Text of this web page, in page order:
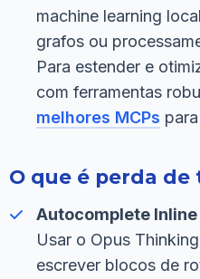
machine learning
grafos ou
Para estender e
com ferramentas
melhores MCPs
O que é perda de
Autocomplete
Usar o Opus
escrever blocos de